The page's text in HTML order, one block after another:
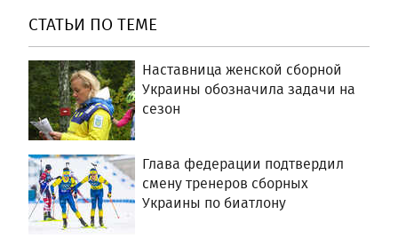
СТАТЬИ ПО ТЕМЕ
Наставница женской сборной
Украины обозначила задачи на
сезон
Глава федерации подтвердил
смену тренеров сборных
Украины по биатлону